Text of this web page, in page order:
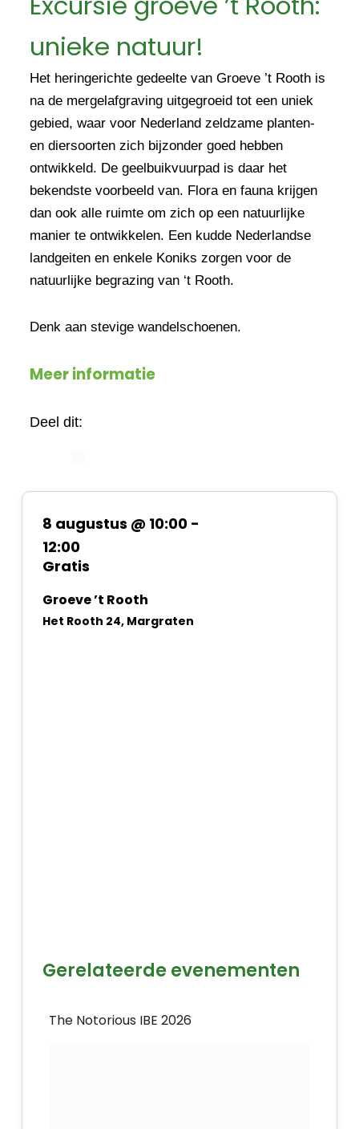
unieke natuur!
Het heringerichte gedeelte van Groeve ’t Rooth is
na de mergelafgraving uitgegroeid tot een uniek
gebied, waar voor Nederland zeldzame planten-
en diersoorten zich bijzonder goed hebben
ontwikkeld. De geelbuikvuurpad is daar het
bekendste voorbeeld van. Flora en fauna krijgen
dan ook alle ruimte om zich op een natuurlijke
manier te ontwikkelen. Een kudde Nederlandse
landgeiten en enkele Koniks zorgen voor de
natuurlijke begrazing van ‘t Rooth.
Denk aan stevige wandelschoenen.
Meer informatie
Deel dit:
8 augustus @ 10:00-
12:00
Gratis
Groeve ’t Rooth
Het Rooth 24, Margraten
Gerelateerde evenementen
The Notorious IBE 2026